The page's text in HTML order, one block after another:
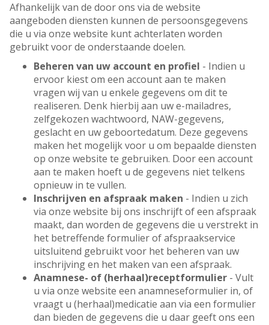
Afhankelijk van de door ons via de website
aangeboden diensten kunnen de persoonsgegevens
die u via onze website kunt achterlaten worden
gebruikt voor de onderstaande doelen.
Beheren van uw account en profiel - Indien u
ervoor kiest om een account aan te maken
vragen wij van u enkele gegevens om dit te
realiseren. Denk hierbij aan uw e-mailadres,
zelfgekozen wachtwoord, NAW-gegevens,
geslacht en uw geboortedatum. Deze gegevens
maken het mogelijk voor u om bepaalde diensten
op onze website te gebruiken. Door een account
aan te maken hoeft u de gegevens niet telkens
opnieuw in te vullen.
Inschrijven en afspraak maken - Indien u zich
via onze website bij ons inschrijft of een afspraak
maakt, dan worden de gegevens die u verstrekt in
het betreffende formulier of afspraakservice
uitsluitend gebruikt voor het beheren van uw
inschrijving en het maken van een afspraak.
Anamnese- of (herhaal)receptformulier - Vult
u via onze website een anamneseformulier in, of
vraagt u (herhaal)medicatie aan via een formulier
dan bieden de gegevens die u daar geeft ons een